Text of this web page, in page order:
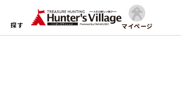
探す マイページ